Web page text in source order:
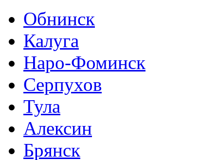
Обнинск
Калуга
Наро-Фоминск
Серпухов
Тула
Алексин
Брянск